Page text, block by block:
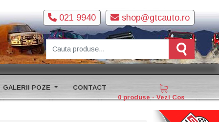
shop@gtcauto.ro
021 9940
GALERII POZE
CONTACT
0 produse - Vezi Cos